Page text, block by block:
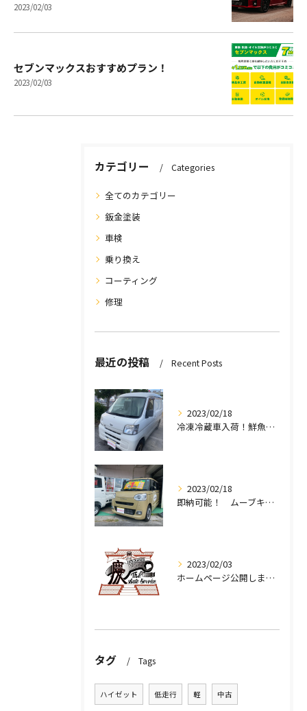
2023/02/03
セブンマックスおすすめプラン！
2023/02/03
カテゴリー Categories
全てのカテゴリー
鈑金塗装
車検
乗り換え
コーティング
修理
最近の投稿 Recent Posts
2023/02/18
冷凍冷蔵車入荷！鮮魚店 八百屋さんオススメです！
2023/02/18
即納可能！ ムーブキャンバス
2023/02/03
ホームページ公開しました！
タグ Tags
ハイゼット 低走行 軽 中古